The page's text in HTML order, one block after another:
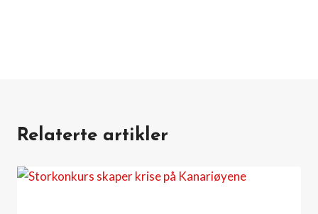
Relaterte artikler